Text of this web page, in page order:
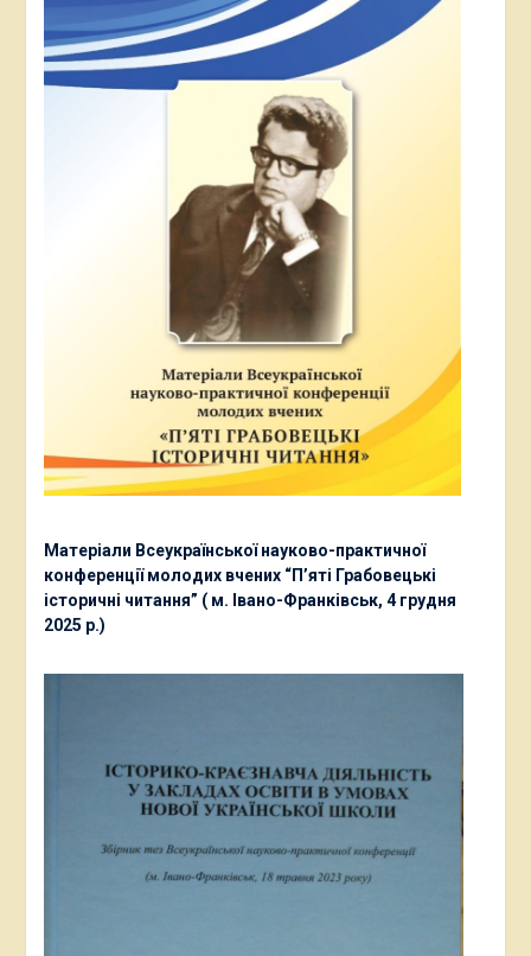
Матеріали Всеукраїнської науково-практичної
конференції молодих вчених “П’яті Грабовецькі
історичні читання” ( м. Івано-Франківськ, 4 грудня
2025 р.)